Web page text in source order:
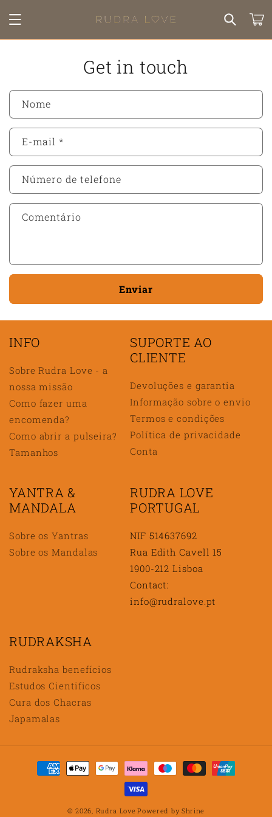
para o
conteúdo
Get in touch
Nome
E-mail *
Número de telefone
Comentário
Enviar
INFO
Sobre Rudra Love - a
nossa missão
Como fazer uma
encomenda?
Como abrir a pulseira?
Tamanhos
SUPORTE AO
CLIENTE
Devoluções e garantia
Informação sobre o envio
Termos e condições
Política de privacidade
Conta
YANTRA &
MANDALA
Sobre os Yantras
Sobre os Mandalas
RUDRA LOVE
PORTUGAL
NIF 514637692
Rua Edith Cavell 15
1900-212 Lisboa
Contact:
info@rudralove.pt
RUDRAKSHA
Rudraksha benefícios
Estudos Cientificos
Cura dos Chacras
Japamalas
Métodos
© 2026, Rudra Love Powered by Shrine